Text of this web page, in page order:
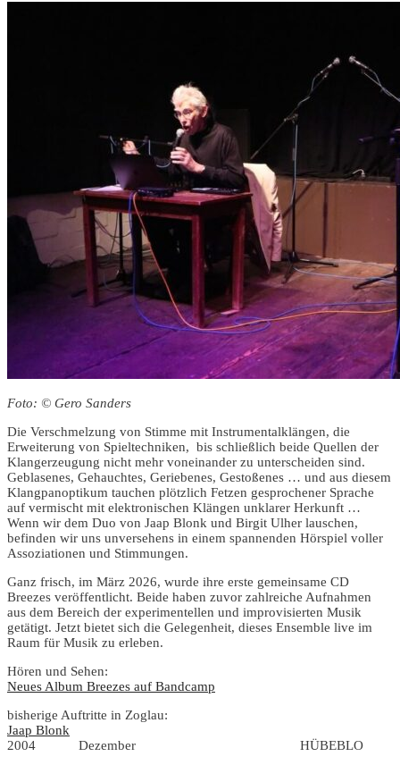
Foto: © Gero Sanders
Die Verschmelzung von Stimme mit Instrumentalklängen, die
Erweiterung von Spieltechniken, bis schließlich beide Quellen der
Klangerzeugung nicht mehr voneinander zu unterscheiden sind.
Geblasenes, Gehauchtes, Geriebenes, Gestoßenes … und aus diesem
Klangpanoptikum tauchen plötzlich Fetzen gesprochener Sprache
auf vermischt mit elektronischen Klängen unklarer Herkunft …
Wenn wir dem Duo von Jaap Blonk und Birgit Ulher lauschen,
befinden wir uns unversehens in einem spannenden Hörspiel voller
Assoziationen und Stimmungen.
Ganz frisch, im März 2026, wurde ihre erste gemeinsame CD
Breezes veröffentlicht. Beide haben zuvor zahlreiche Aufnahmen
aus dem Bereich der experimentellen und improvisierten Musik
getätigt. Jetzt bietet sich die Gelegenheit, dieses Ensemble live im
Raum für Musik zu erleben.
Hören und Sehen:
Neues Album Breezes auf Bandcamp
bisherige Auftritte in Zoglau:
Jaap Blonk
2004 Dezember HÜBEBLO